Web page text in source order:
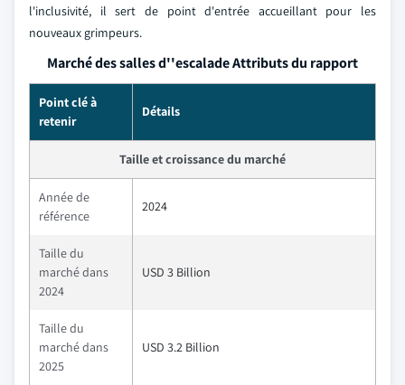
l'inclusivité, il sert de point d'entrée accueillant pour les
nouveaux grimpeurs.
Marché des salles d''escalade Attributs du rapport
Point clé à
retenir
Détails
Taille et croissance du marché
Année de
référence
2024
Taille du
marché dans
2024
USD 3 Billion
Taille du
marché dans
2025
USD 3.2 Billion